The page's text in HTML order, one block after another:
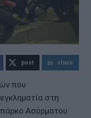
post share
που
στη
Ασύρματου